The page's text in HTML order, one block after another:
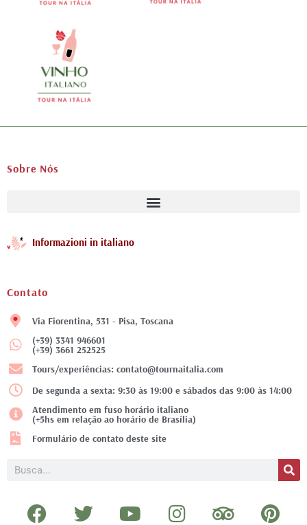
Sobre Nós
Informazioni in italiano
Contato
Via Fiorentina, 531 - Pisa, Toscana
(+39) 3341 946601
(+39) 3661 252525
Tours/experiências: contato@tournaitalia.com
De segunda a sexta: 9:30 às 19:00 e sábados das 9:00 às 14:00
Atendimento em fuso horário italiano
(+5hs em relação ao horário de Brasília)
Formulário de contato deste site
Pesquisar
F
T
Y
I
T
P